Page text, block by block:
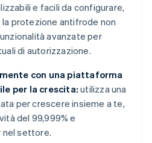
e facili da configurare,
la protezione antifrode non
avanzate per
di autorizzazione.
con una piattaforma
per la crescita: utilizza una
per crescere insieme a te,
del 99,999% e
nel settore.